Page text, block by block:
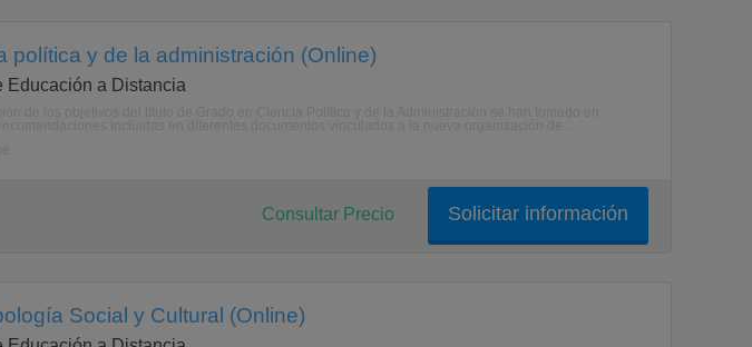
política y de la administración (Online)
Educación a Distancia
Solicitar información
Consultar Precio
Social y Cultural (Online)